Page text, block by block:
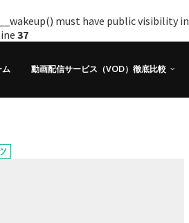
must have public visibility in
37
ム 動画配信サービス（VOD）徹底比較